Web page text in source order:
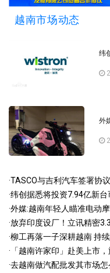
越南市场动态
纬
外
·TASCO与吉利汽车签署协议
·纬创据悉将投资7.94亿新台
·外媒:越南年轻人瞄准电动摩
·放弃印度设厂！立讯精密3.3
·柳工再落一子深耕越南 持续
· 「越南许家印」赴美上市，
·去越南做汽配批发其市场怎